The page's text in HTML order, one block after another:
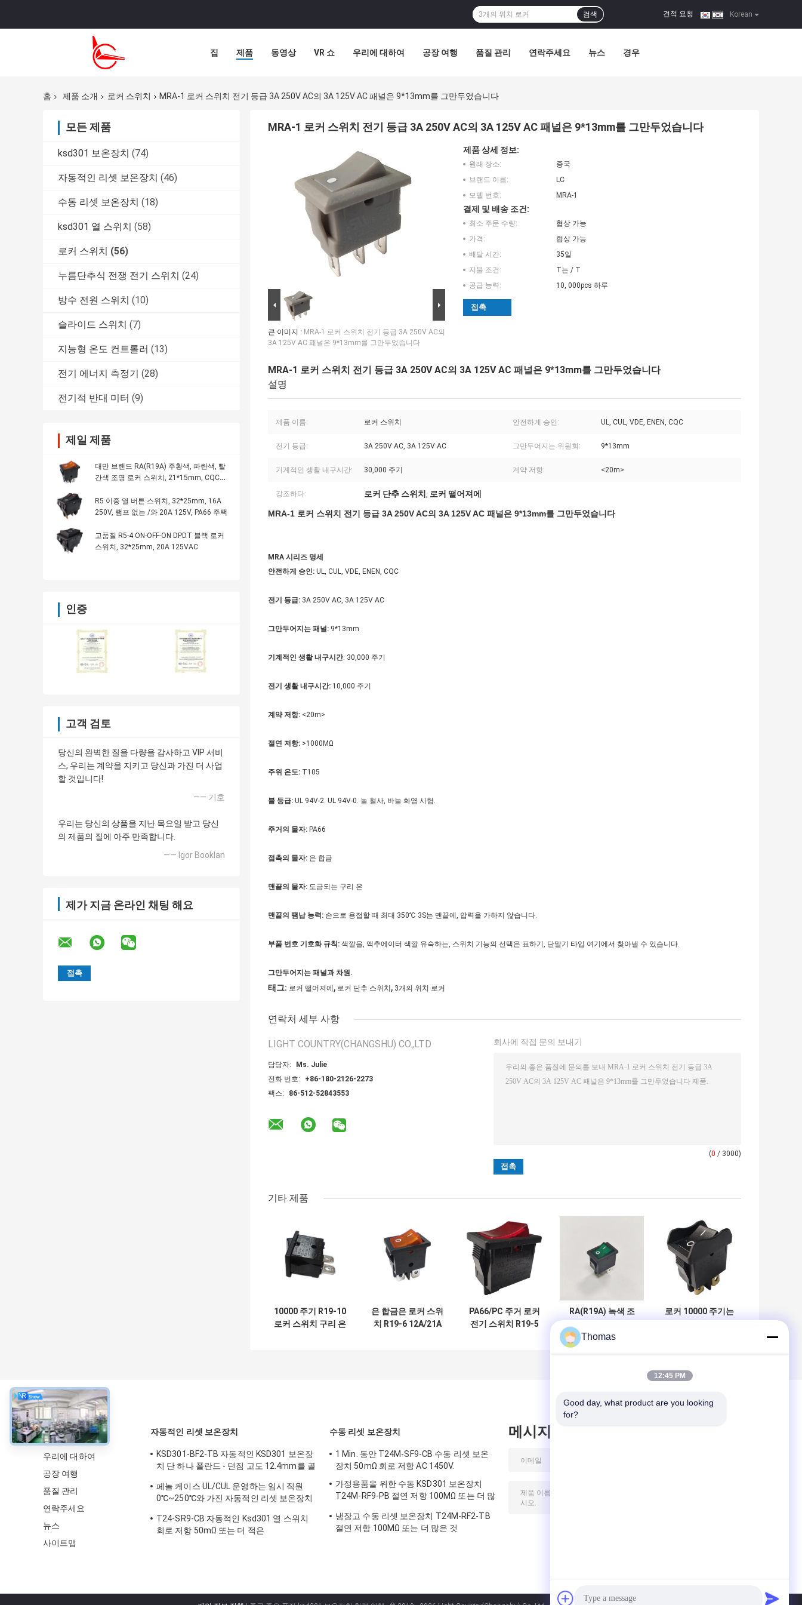
Korean
견적 요청 |
검색
집 제품 동영상 VR 쇼 우리에 대하여 공장 여행 품질 관리 연락주세요 뉴스 경우
홈 제품 소개 로커 스위치 MRA-1 로커 스위치 전기 등급 3A 250V AC의 3A 125V AC 패널은 9*13mm를 그만두었습니다
모든 제품
ksd301 보온장치 (74)
자동적인 리셋 보온장치 (46)
수동 리셋 보온장치 (18)
ksd301 열 스위치 (58)
로커 스위치 (56)
누름단추식 전쟁 전기 스위치 (24)
방수 전원 스위치 (10)
슬라이드 스위치 (7)
지능형 온도 컨트롤러 (13)
전기 에너지 측정기 (28)
전기적 반대 미터 (9)
제일 제품
대만 브랜드 RA(R19A) 주황색, 파란색, 빨
간색 조명 로커 스위치, 21*15mm, CQC
R5 이중 열 버튼 스위치, 32*25mm, 16A
250V, 램프 없는 /와 20A 125V, PA66 주택
고품질 R5-4 ON-OFF-ON DPDT 블랙 로커
스위치, 32*25mm, 20A 125VAC
인증
고객 검토
당신의 완벽한 질을 다량을 감사하고 VIP 서비
스, 우리는 계약을 지키고 당신과 가진 더 사업
할 것입니다!
—— 기호
우리는 당신의 상품을 지난 목요일 받고 당신
의 제품의 질에 아주 만족합니다.
—— Igor Booklan
제가 지금 온라인 채팅 해요
MRA-1 로커 스위치 전기 등급 3A 250V AC의 3A 125V AC 패널은 9*13mm를 그만두었습니다
큰 이미지 : MRA-1 로커 스위치 전기 등급 3A 250V AC의
3A 125V AC 패널은 9*13mm를 그만두었습니다
제품 상세 정보:
원래 장소:
중국
브랜드 이름:
LC
모델 번호:
MRA-1
결제 및 배송 조건:
최소 주문 수량:
협상 가능
가격:
협상 가능
배달 시간:
35일
지불 조건:
T는 / T
공급 능력:
10, 000pcs 하루
접촉
MRA-1 로커 스위치 전기 등급 3A 250V AC의 3A 125V AC 패널은 9*13mm를 그만두었습니다
설명
제품 이름: 로커 스위치 안전하게 승인: UL, CUL, VDE, ENEN, CQC
전기 등급: 3A 250V AC, 3A 125V AC 그만두어지는 위원회: 9*13mm
기계적인 생활 내구시간: 30,000 주기 계약 저항: <20m>
강조하다: 로커 단추 스위치 , 로커 떨어져에
MRA-1 로커 스위치 전기 등급 3A 250V AC의 3A 125V AC 패널은 9*13mm를 그만두었습니다
MRA 시리즈 명세
안전하게 승인: UL, CUL, VDE, ENEN, CQC
전기 등급: 3A 250V AC, 3A 125V AC
그만두어지는 패널: 9*13mm
기계적인 생활 내구시간: 30,000 주기
전기 생활 내구시간: 10,000 주기
계약 저항: <20m>
절연 저항: >1000MΩ
주위 온도: T105
불 등급: UL 94V-2. UL 94V-0. 놀 철사, 바늘 화염 시험.
주거의 물자: PA66
접촉의 물자: 은 합금
맨끝의 물자: 도금되는 구리 은
맨끝의 땜납 능력: 손으로 용접할 때 최대 350℃ 3S는 맨끝에, 압력을 가하지 않습니다.
부품 번호 기호화 규칙: 색깔을, 액추에이터 색깔 유숙하는, 스위치 기능의 선택은 표하기, 단말기 타입 여기에서 찾아낼 수 있습니다.
그만두어지는 패널과 차원.
태그: 로커 떨어져에 , 로커 단추 스위치 , 3개의 위치 로커
연락처 세부 사항
LIGHT COUNTRY(CHANGSHU) CO.,LTD
담당자:
Ms. Julie
전화 번호:
+86-180-2126-2273
팩스:
86-512-52843553
회사에 직접 문의 보내기
(0 / 3000)
기타 제품
10000 주기 R19-10
로커 스위치 구리 은
은 합금은 로커 스위
치 R19-6 12A/21A
PA66/PC 주거 로커
전기 스위치 R19-5
RA(R19A) 녹색 조
21*15mm, 10,000
전기 주기, 6A 250V
로커 10000 주기는
약
우리에 대하여
공장 여행
품질 관리
연락주세요
뉴스
사이트맵
자동적인 리셋 보온장치
KSD301-BF2-TB 자동적인 KSD301 보온장
치 단 하나 폴란드 - 던짐 고도 12.4mm를 골
페놀 케이스 UL/CUL 운영하는 임시 직원
0℃~250℃와 가진 자동적인 리셋 보온장치
T24-SR9-CB 자동적인 Ksd301 열 스위치
회로 저항 50mΩ 또는 더 적은
수동 리셋 보온장치
1 Min. 동안 T24M-SF9-CB 수동 리셋 보온
장치 50mΩ 회로 저항 AC 1450V.
가정용품을 위한 수동 KSD301 보온장치
T24M-RF9-PB 절연 저항 100MΩ 또는 더 많
냉장고 수동 리셋 보온장치 T24M-RF2-TB
절연 저항 100MΩ 또는 더 많은 것
메시지를 남겨주세요
Thomas
12:45 PM
Good day, what product are you looking
for?